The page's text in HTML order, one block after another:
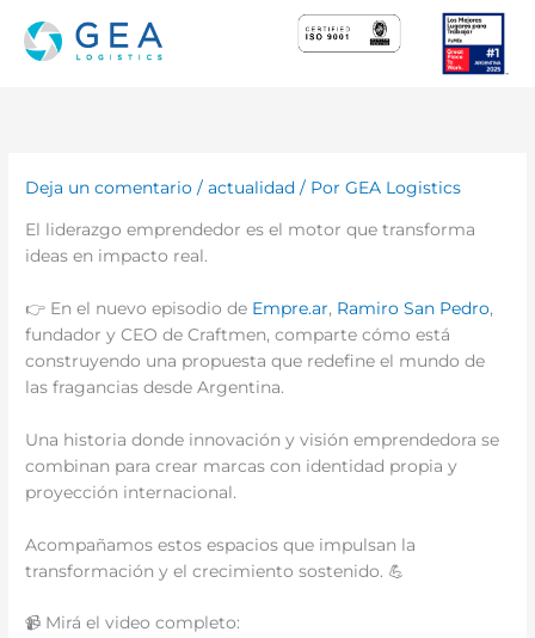
contenido
Deja un comentario /actualidad / PorGEA Logistics
El liderazgo emprendedor es el motor que transforma
ideas en impacto real.
👉 En el nuevo episodio de Empre.ar, Ramiro San Pedro,
fundador y CEO de Craftmen, comparte cómo está
construyendo una propuesta que redefine el mundo de
las fragancias desde Argentina.
Una historia donde innovación y visión emprendedora se
combinan para crear marcas con identidad propia y
proyección internacional.
Acompañamos estos espacios que impulsan la
transformación y el crecimiento sostenido. 💪
📹 Mirá el video completo: